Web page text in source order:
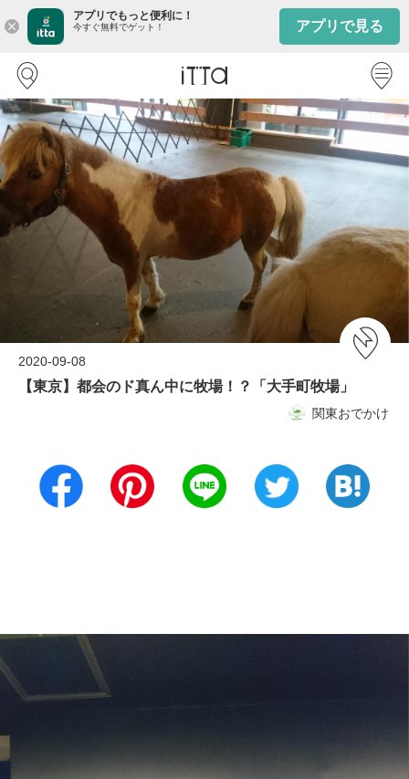
close
アプリでもっと便利に！
今すぐ無料でゲット！ アプリで見る
2020-09-08
【東京】都会のド真ん中に牧場！？「大手町牧場」
関東おでかけ